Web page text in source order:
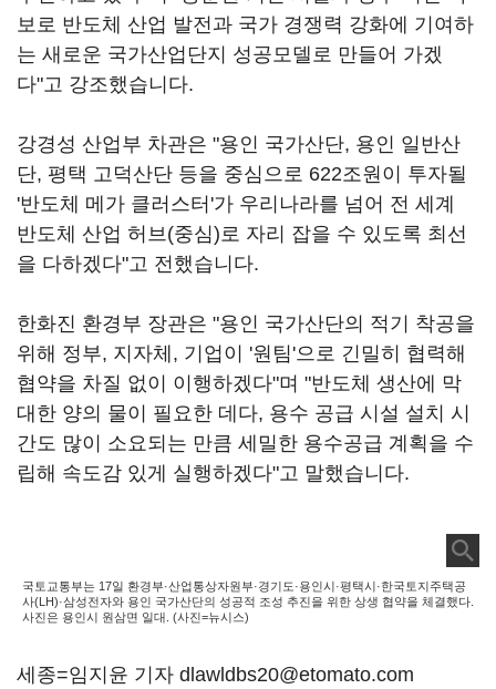
보로 반도체 산업 발전과 국가 경쟁력 강화에 기여하
는 새로운 국가산업단지 성공모델로 만들어 가겠
다"고 강조했습니다.
강경성 산업부 차관은 "용인 국가산단, 용인 일반산
단, 평택 고덕산단 등을 중심으로 622조원이 투자될
'반도체 메가 클러스터'가 우리나라를 넘어 전 세계
반도체 산업 허브(중심)로 자리 잡을 수 있도록 최선
을 다하겠다"고 전했습니다.
한화진 환경부 장관은 "용인 국가산단의 적기 착공을
위해 정부, 지자체, 기업이 '원팀'으로 긴밀히 협력해
협약을 차질 없이 이행하겠다"며 "반도체 생산에 막
대한 양의 물이 필요한 데다, 용수 공급 시설 설치 시
간도 많이 소요되는 만큼 세밀한 용수공급 계획을 수
립해 속도감 있게 실행하겠다"고 말했습니다.
국토교통부는 17일 환경부·산업통상자원부·경기도·용인시·평택시·한국토지주택공
사(LH)·삼성전자와 용인 국가산단의 성공적 조성 추진을 위한 상생 협약을 체결했다.
사진은 용인시 원삼면 일대. (사진=뉴시스)
세종=임지윤 기자 dlawldbs20@etomato.com